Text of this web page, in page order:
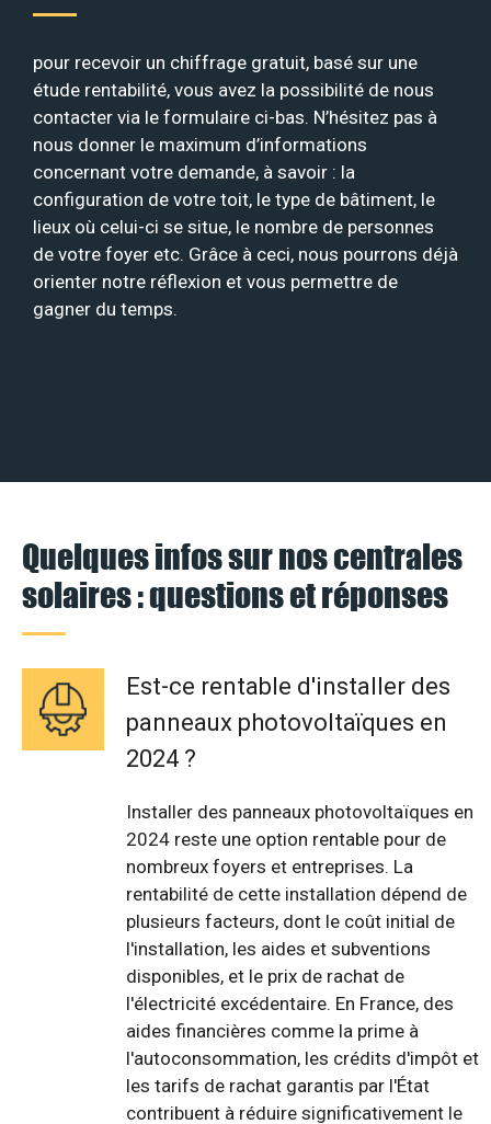
pour recevoir un chiffrage gratuit, basé sur une
étude rentabilité, vous avez la possibilité de nous
contacter via le formulaire ci-bas. N’hésitez pas à
nous donner le maximum d’informations
concernant votre demande, à savoir : la
configuration de votre toit, le type de bâtiment, le
lieux où celui-ci se situe, le nombre de personnes
de votre foyer etc. Grâce à ceci, nous pourrons déjà
orienter notre réflexion et vous permettre de
gagner du temps.
Quelques infos sur nos centrales
solaires : questions et réponses
Est-ce rentable d'installer des
panneaux photovoltaïques en
2024 ?
Installer des panneaux photovoltaïques en
2024 reste une option rentable pour de
nombreux foyers et entreprises. La
rentabilité de cette installation dépend de
plusieurs facteurs, dont le coût initial de
l'installation, les aides et subventions
disponibles, et le prix de rachat de
l'électricité excédentaire. En France, des
aides financières comme la prime à
l'autoconsommation, les crédits d'impôt et
les tarifs de rachat garantis par l'État
contribuent à réduire significativement le